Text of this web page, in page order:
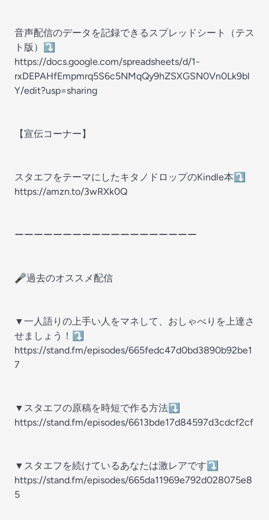
音声配信のデータを記録できるスプレッドシート（テス
ト版）⤵️
https://docs.google.com/spreadsheets/d/1-
rxDEPAHfEmpmrq5S6c5NMqQy9hZSXGSN0Vn0Lk9bl
Y/edit?usp=sharing
【宣伝コーナー】
スタエフをテーマにしたキタノドロップのKindle本⤵️
https://amzn.to/3wRXk0Q
ーーーーーーーーーーーーーーーーーーー
🎤過去のオススメ配信
▼一人語りの上手い人をマネして、おしゃべりを上達さ
せましょう！⤵
https://stand.fm/episodes/665fedc47d0bd3890b92be1
7
▼スタエフの原稿を時短で作る方法⤵
https://stand.fm/episodes/6613bde17d84597d3cdcf2cf
▼スタエフを続けているあなたは激レアです⤵
https://stand.fm/episodes/665da11969e792d028075e8
5